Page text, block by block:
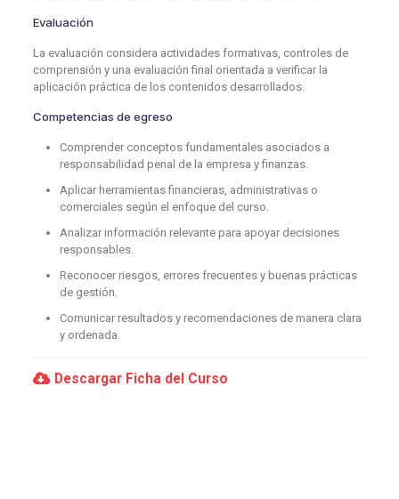
Evaluación
La evaluación considera actividades formativas, controles de
comprensión y una evaluación final orientada a verificar la
aplicación práctica de los contenidos desarrollados.
Competencias de egreso
Comprender conceptos fundamentales asociados a
responsabilidad penal de la empresa y finanzas.
Aplicar herramientas financieras, administrativas o
comerciales según el enfoque del curso.
Analizar información relevante para apoyar decisiones
responsables.
Reconocer riesgos, errores frecuentes y buenas prácticas
de gestión.
Comunicar resultados y recomendaciones de manera clara
y ordenada.
Descargar Ficha del Curso